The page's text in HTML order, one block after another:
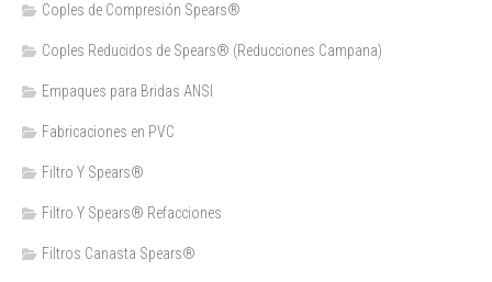
Coples de Compresión Spears®
Coples Reducidos de Spears® (Reducciones Campana)
Empaques para Bridas ANSI
Fabricaciones en PVC
Filtro Y Spears®
Filtro Y Spears® Refacciones
Filtros Canasta Spears®